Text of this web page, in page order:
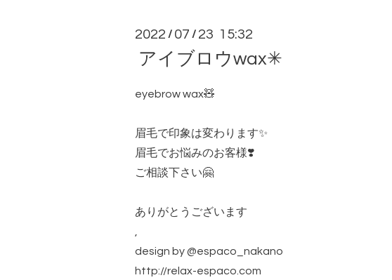
2022 / 07 / 23 15:32
アイブロウwax✳︎
eyebrow wax🧸
眉毛で印象は変わります✨
眉毛でお悩みのお客様❣️
ご相談下さい🤗
ありがとうございます
design by @espaco_nakano
http://relax-espaco.com